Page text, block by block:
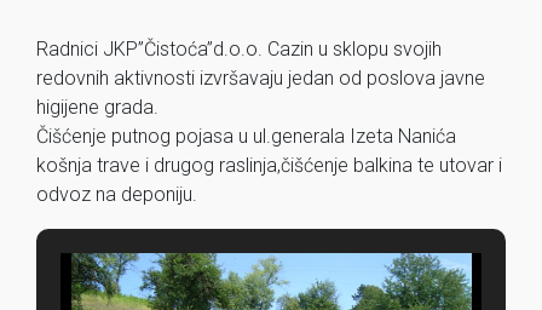
Radnici JKP”Čistoća”d.o.o. Cazin u sklopu svojih
redovnih aktivnosti izvršavaju jedan od poslova javne
higijene grada.
Čišćenje putnog pojasa u ul.generala Izeta Nanića
košnja trave i drugog raslinja,čišćenje balkina te utovar i
odvoz na deponiju.